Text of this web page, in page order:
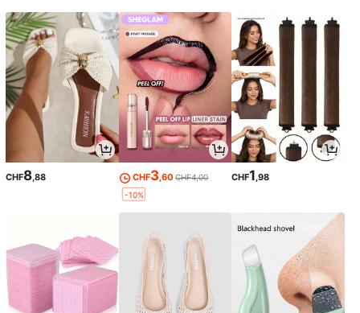
CHF8,88 CHF3,60 CHF4,00
-10%
CHF1,98